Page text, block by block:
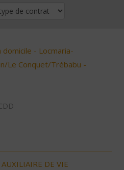
- Locmaria-
Le Conquet/Trébabu -
DE VIE